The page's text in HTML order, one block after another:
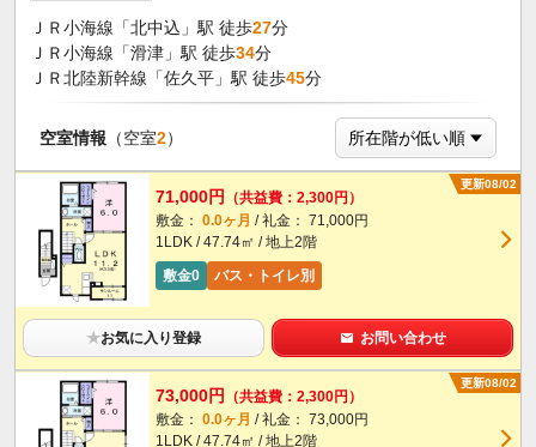
ＪＲ小海線「北中込」駅 徒歩27分
ＪＲ小海線「滑津」駅 徒歩34分
ＪＲ北陸新幹線「佐久平」駅 徒歩45分
空室情報 （空室2）
更新08/02
71,000円
（共益費：2,300円）
敷金： 0.0ヶ月 / 礼金： 71,000円
1LDK / 47.74㎡ / 地上2階
敷金0
バス・トイレ別
★お気に入り登録 お問い合わせ
更新08/02
73,000円
（共益費：2,300円）
敷金： 0.0ヶ月 / 礼金： 73,000円
1LDK / 47.74㎡ / 地上2階